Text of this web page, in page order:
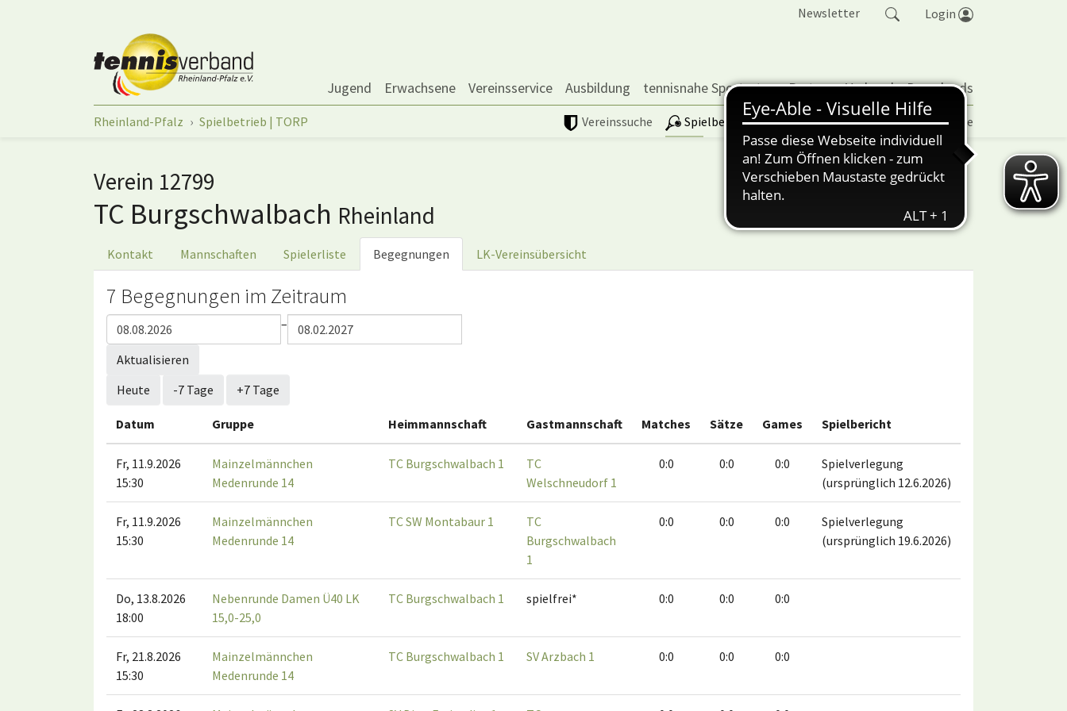
Newsletter Login
Jugend Erwachsene Vereinsservice Ausbildung tennisnahe Sportarten Partner Verband Downloads
Vereinssuche Spielbetrieb | TORP Vereinspokal Turniere
Sie sind hier:
Rheinland-Pfalz Spielbetrieb | TORP
Verein 12799
TC Burgschwalbach Rheinland
Kontakt Mannschaften Spielerliste Begegnungen LK-Vereinsübersicht
7 Begegnungen im Zeitraum
–
Aktualisieren
Heute
-7 Tage +7 Tage
Datum Gruppe Heimmannschaft Gastmannschaft Matches Sätze Games Spielbericht
Fr, 11.9.2026
15:30
Mainzelmännchen
Medenrunde 14
TC Burgschwalbach 1
TC
Welschneudorf 1
0:0 0:0 0:0
Spielverlegung
(ursprünglich 12.6.2026)
Fr, 11.9.2026
15:30
Mainzelmännchen
Medenrunde 14
TC SW Montabaur 1
TC
Burgschwalbach
1
0:0 0:0 0:0
Spielverlegung
(ursprünglich 19.6.2026)
Do, 13.8.2026
18:00
Nebenrunde Damen Ü40 LK
15,0-25,0
TC Burgschwalbach 1 spielfrei* 0:0 0:0 0:0
Fr, 21.8.2026
15:30
Mainzelmännchen
Medenrunde 14
TC Burgschwalbach 1 SV Arzbach 1 0:0 0:0 0:0